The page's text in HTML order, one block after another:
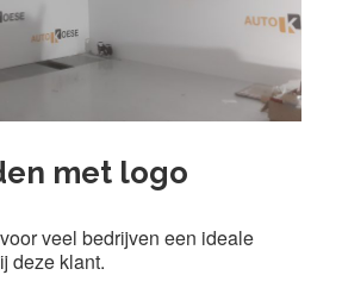
met logo
veel bedrijven een ideale
deze klant.